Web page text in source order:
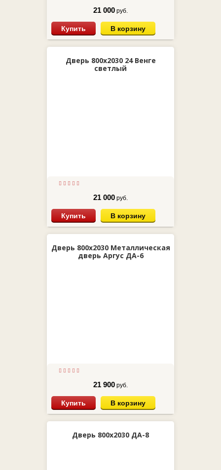
21 000 руб.
Купить В корзину
Дверь 800х2030 24 Венге
светлый
21 000 руб.
Купить В корзину
Дверь 800х2030 Металлическая
дверь Аргус ДА-6
21 900 руб.
Купить В корзину
Дверь 800х2030 ДА-8